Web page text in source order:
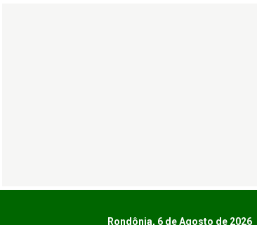
Rondônia, 6 de Agosto de 2026